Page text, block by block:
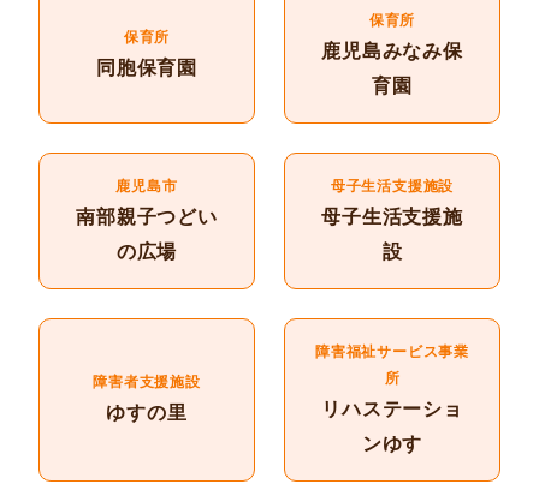
保育所
同胞保育園
保育所
鹿児島みなみ保
育園
鹿児島市
南部親子つどい
の広場
母子生活支援施設
母子生活支援施
設
障害者支援施設
ゆすの里
障害福祉サービス事業
所
リハステーショ
ンゆす